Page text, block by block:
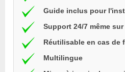
Guide inclus pour
Support 24/7 même
Réutilisable en cas de
Multilingue